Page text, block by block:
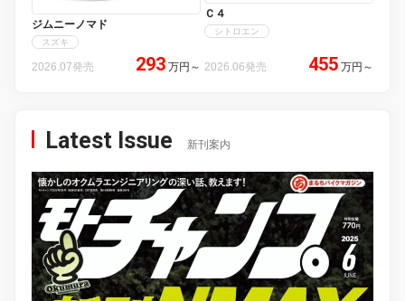
ジムニーノマド
スズキ
2026.07発売 293 万円 ～
Ｃ４
シトロエン
2026.06発売 455 万円 ～
Latest Issue 新刊案内